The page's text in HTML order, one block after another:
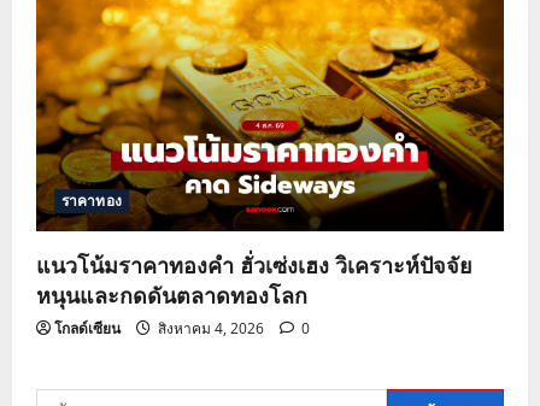
ราคาทอง
แนวโน้มราคาทองคำ ฮั่วเซ่งเฮง วิเคราะห์ปัจจัย
หนุนและกดดันตลาดทองโลก
โกลด์เซียน สิงหาคม 4, 2026 0